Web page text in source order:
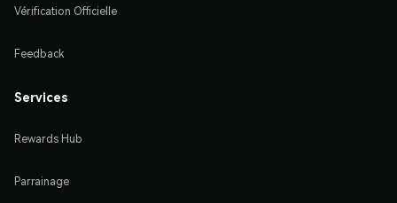
Vérification Officielle
Feedback
Services
Rewards Hub
Parrainage